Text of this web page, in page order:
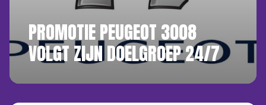
PROMOTIE PEUGEOT 3008
VOLGT ZIJN DOELGROEP 24/7